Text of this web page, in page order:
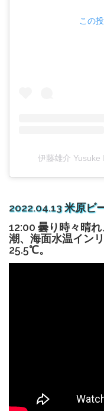
この
伊藤雄介 Yusuke
2022.04.13 米原ビ
12:00 曇り時々晴
潮、海面水温イン
25.5℃。